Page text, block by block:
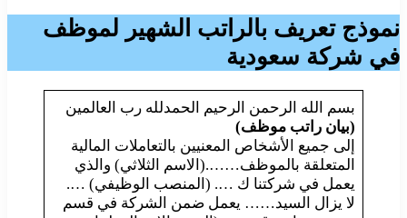
نموذج تعريف بالراتب الشهير لموظف
في شركة سعودية
بسم الله الرحمن الرحيم الحمدلله رب العالمين
(بيان راتب موظف)
إلى جميع الأشخاص المعنيين بالتعاملات المالية
المتعلقة بالموظف…….(الاسم الثلاثي) والذي
يعمل في شركتنا ك …. (المنصب الوظيفي) ….
لا يزال السيد…… يعمل ضمن الشركة في قسم